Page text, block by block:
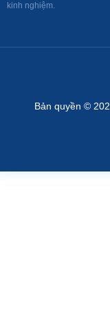
kinh nghiệm.
Bản quyền ©